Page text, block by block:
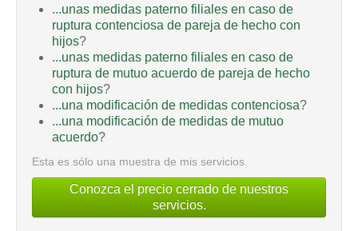
...unas medidas paterno filiales en caso de
ruptura contenciosa de pareja de hecho con
hijos?
...unas medidas paterno filiales en caso de
ruptura de mutuo acuerdo de pareja de hecho
con hijos?
...una modificación de medidas contenciosa?
...una modificación de medidas de mutuo
acuerdo?
Esta es sólo una muestra de mis servicios.
Conozca el precio cerrado de nuestros
servicios.